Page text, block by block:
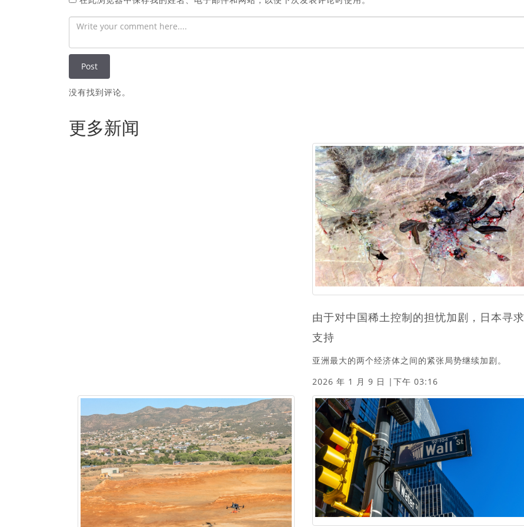
没有找到评论。
更多新闻
由于对中国稀土控制的担忧加剧，日本寻求
支持
亚洲最大的两个经济体之间的紧张局势继续加剧。
2026 年 1 月 9 日 |下午 03:16